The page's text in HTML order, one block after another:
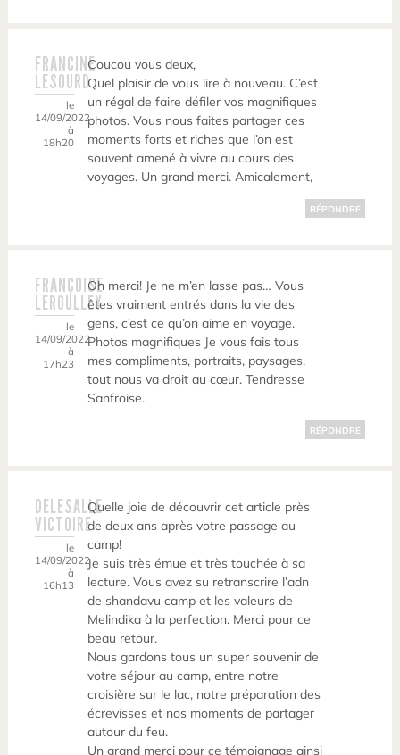
FRANCINE
LESOURD
le
14/09/2022
à
18h20
Coucou vous deux,
Quel plaisir de vous lire à nouveau. C’est
un régal de faire défiler vos magnifiques
photos. Vous nous faites partager ces
moments forts et riches que l’on est
souvent amené à vivre au cours des
voyages. Un grand merci. Amicalement,
RÉPONDRE
FRANÇOISE
LEROULLEY
le
14/09/2022
à
17h23
Oh merci! Je ne m’en lasse pas… Vous
êtes vraiment entrés dans la vie des
gens, c’est ce qu’on aime en voyage.
Photos magnifiques Je vous fais tous
mes compliments, portraits, paysages,
tout nous va droit au cœur. Tendresse
Sanfroise.
RÉPONDRE
DELESALLE
VICTOIRE
le
14/09/2022
à
16h13
Quelle joie de découvrir cet article près
de deux ans après votre passage au
camp!
Je suis très émue et très touchée à sa
lecture. Vous avez su retranscrire l’adn
de shandavu camp et les valeurs de
Melindika à la perfection. Merci pour ce
beau retour.
Nous gardons tous un super souvenir de
votre séjour au camp, entre notre
croisière sur le lac, notre préparation des
écrevisses et nos moments de partager
autour du feu.
Un grand merci pour ce témoignage ainsi